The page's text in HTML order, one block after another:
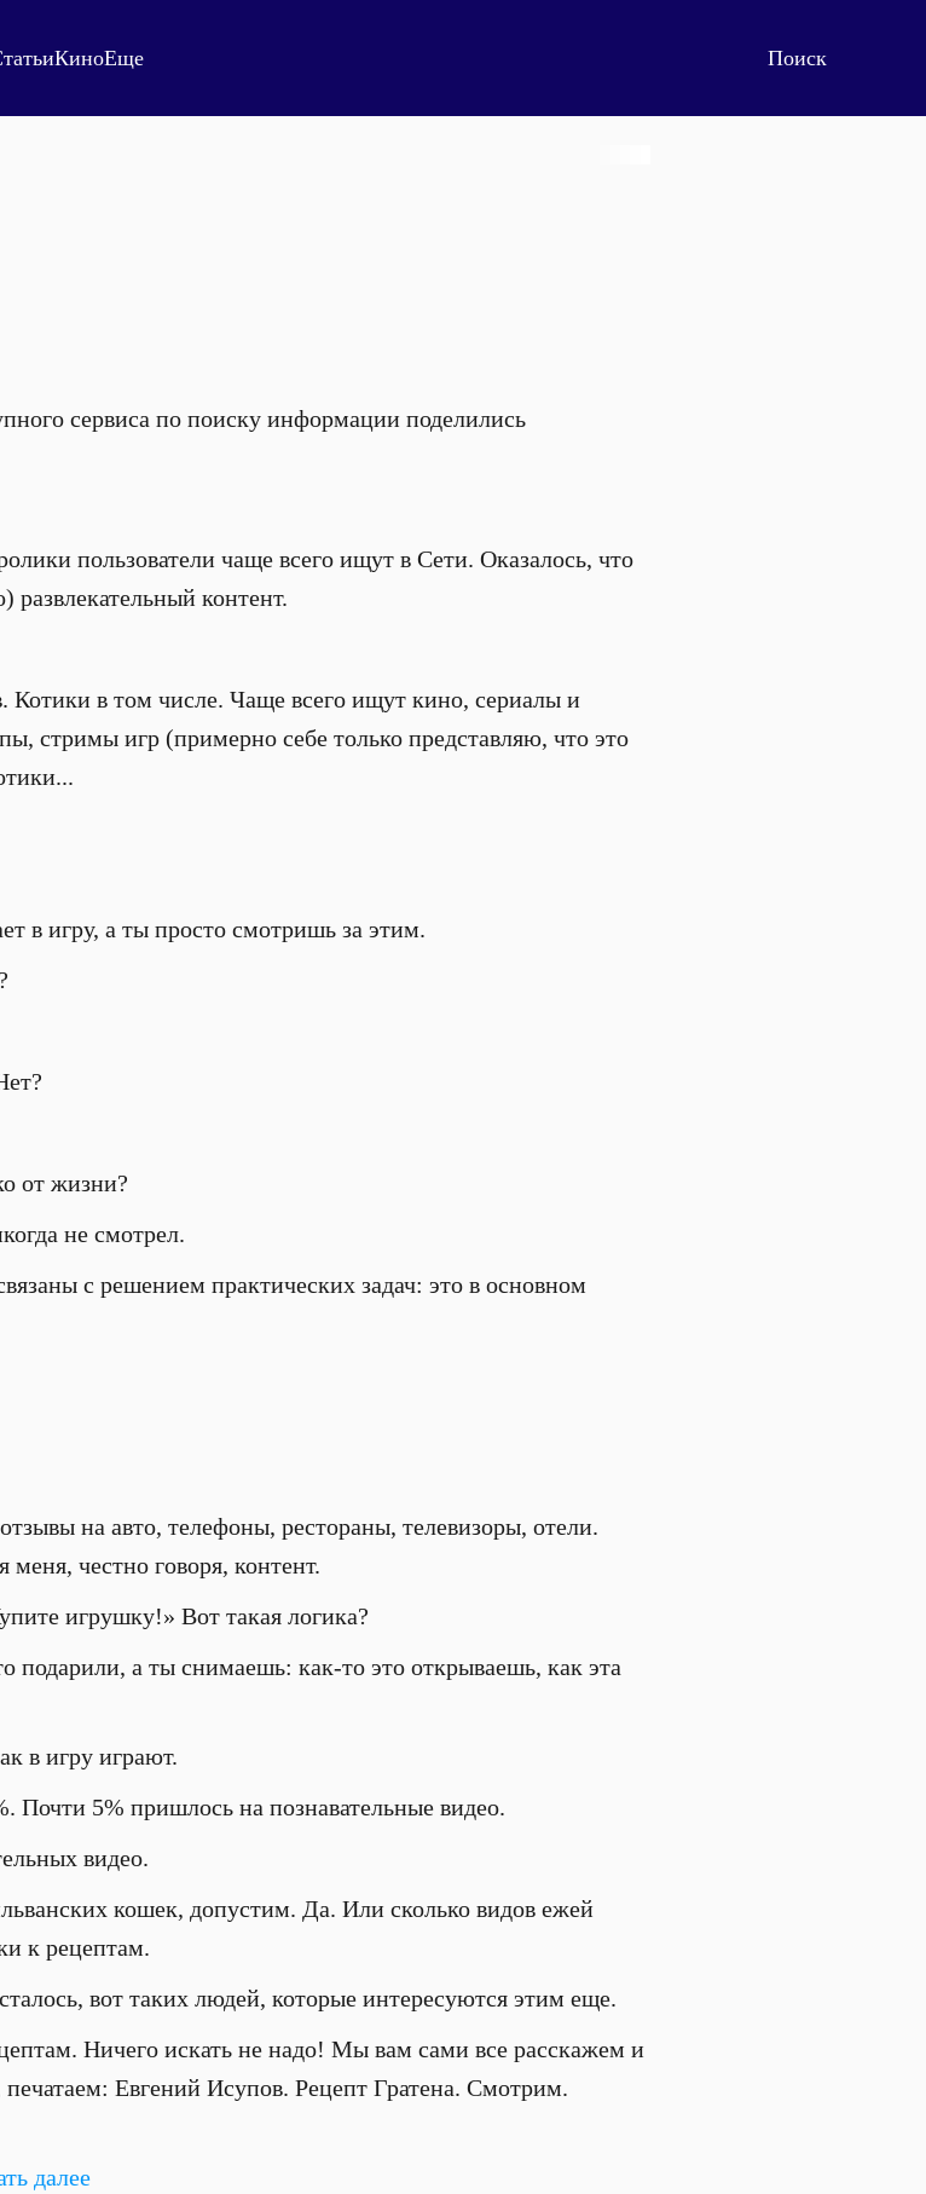
КиноЕще
сервиса по поиску информации поделились
пользователи чаще всего ищут в Сети. Оказалось, что
контент.
Котики в том числе. Чаще всего ищут кино, сериалы и
стримы игр (примерно себе только представляю, что это
в игру, а ты просто смотришь за этим.
от жизни?
не смотрел.
с решением практических задач: это в основном
на авто, телефоны, рестораны, телевизоры, отели.
честно говоря, контент.
игрушку!» Вот такая логика?
подарили, а ты снимаешь: как-то это открываешь, как эта
в игру играют.
Почти 5% пришлось на познавательные видео.
видео.
кошек, допустим. Да. Или сколько видов ежей
к рецептам.
вот таких людей, которые интересуются этим еще.
Ничего искать не надо! Мы вам сами все расскажем и
Евгений Исупов. Рецепт Гратена. Смотрим.
далее